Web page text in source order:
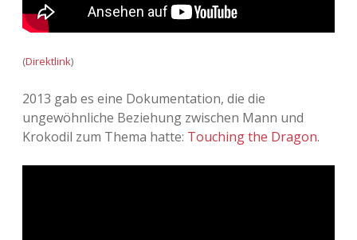
(Direktlink)
2013 gab es eine Dokumentation, die die
ungewöhnliche Beziehung zwischen Mann und
Krokodil zum Thema hatte: Touching the Dragon.